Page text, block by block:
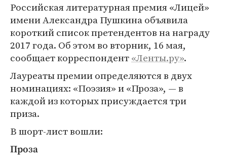
Российская литературная премия «Лицей»
имени Александра Пушкина объявила
короткий список претендентов на награду
2017 года. Об этом во вторник, 16 мая,
сообщает корреспондент«Ленты.ру».
Лауреаты премии определяются в двух
номинациях: «Поэзия» и «Проза», — в
каждой из которых присуждается три
приза.
В шорт-лист вошли:
Проза